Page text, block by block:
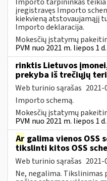
įregistravęs Importo
kiekvieną atstovaujamąjį
Importo deklaracija.
Mokesčių įstatymų
PVM nuo 2021 m. liepos 1 d.
rinktis Lietuvos
prekyba iš trečiųjų
Web turinio sąrašas 2021-
Importo schemą.
Mokesčių įstatymų
PVM nuo 2021 m. liepos 1 d.
Ar galima vienos OSS
tikslinti kitos OSS
Web turinio sąrašas 2021-
Ne, negalima.